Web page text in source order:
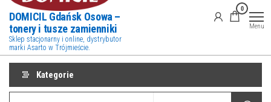
DOMICIL Gdańsk Osowa –
tonery i tusze zamienniki
Sklep stacjonarny i online, dystrybutor
marki Asarto w Trójmieście.
0
Menu
Kategorie